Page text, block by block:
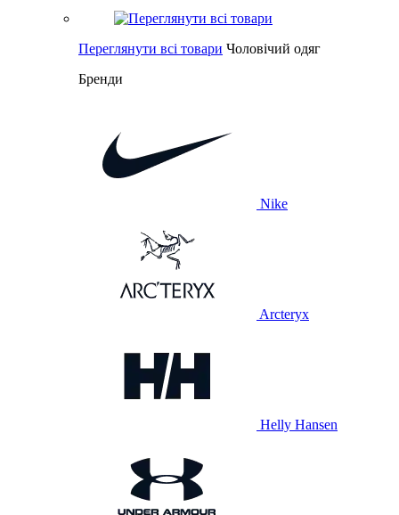
Переглянути всі товари Чоловічий одяг
Бренди
Nike
Arcteryx
Helly Hansen